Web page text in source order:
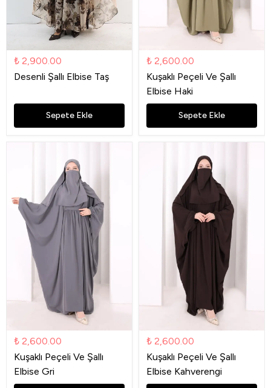
₺ 2,900.00
Desenli Şallı Elbise Taş
Sepete Ekle
₺ 2,600.00
Kuşaklı Peçeli Ve Şallı
Elbise Haki
Sepete Ekle
₺ 2,600.00
Kuşaklı Peçeli Ve Şallı
Elbise Gri
₺ 2,600.00
Kuşaklı Peçeli Ve Şallı
Elbise Kahverengi